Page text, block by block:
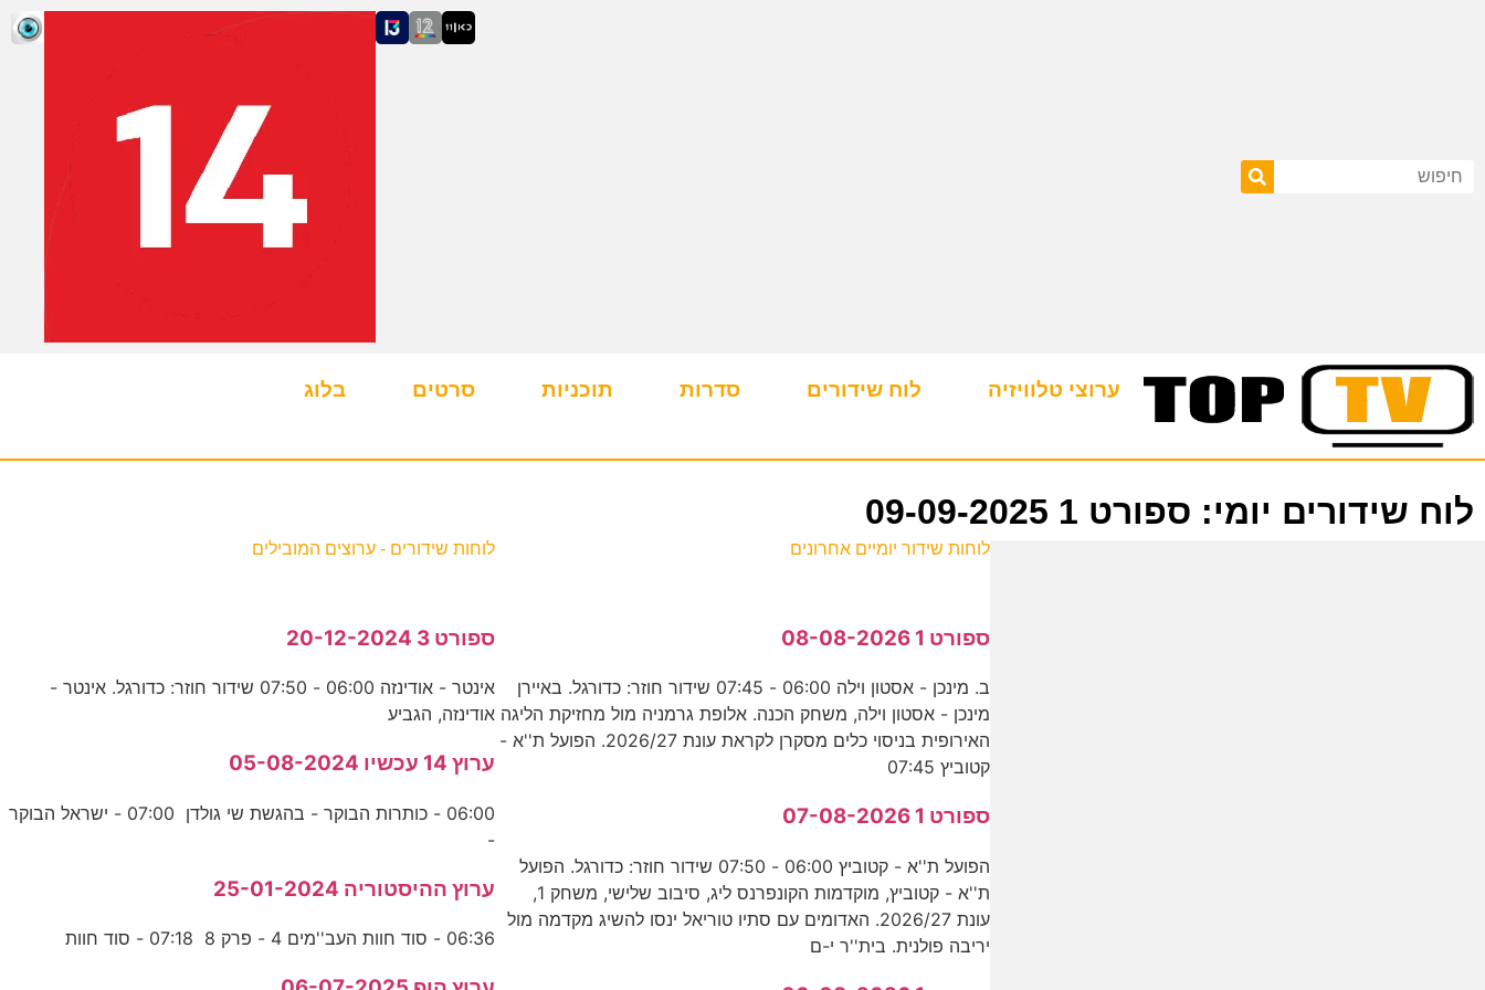
ערוצי טלוויזיה לוח שידורים סדרות תוכניות סרטים בלוג
לוח שידורים יומי: ספורט 1 09-09-2025
לוחות שידור יומיים אחרונים
ספורט 1 08-08-2026
ב. מינכן - אסטון וילה 06:00 - 07:45 שידור חוזר: כדורגל. באיירן
מינכן - אסטון וילה, משחק הכנה. אלופת גרמניה מול מחזיקת הליגה
האירופית בניסוי כלים מסקרן לקראת עונת 2026/27. הפועל ת''א -
קטוביץ 07:45
ספורט 1 07-08-2026
הפועל ת''א - קטוביץ 06:00 - 07:50 שידור חוזר: כדורגל. הפועל
ת''א - קטוביץ, מוקדמות הקונפרנס ליג, סיבוב שלישי, משחק 1,
עונת 2026/27. האדומים עם סתיו טוריאל ינסו להשיג מקדמה מול
יריבה פולנית. בית''ר י-ם
לוחות שידורים - ערוצים המובילים
ספורט 3 20-12-2024
אינטר - אודינזה 06:00 - 07:50 שידור חוזר: כדורגל. אינטר -
אודינזה, הגביע
ערוץ 14 עכשיו 05-08-2024
06:00 - כותרות הבוקר - בהגשת שי גולדן 07:00 - ישראל הבוקר
-
ערוץ ההיסטוריה 25-01-2024
06:36 - סוד חוות העב''מים 4 - פרק 8 07:18 - סוד חוות